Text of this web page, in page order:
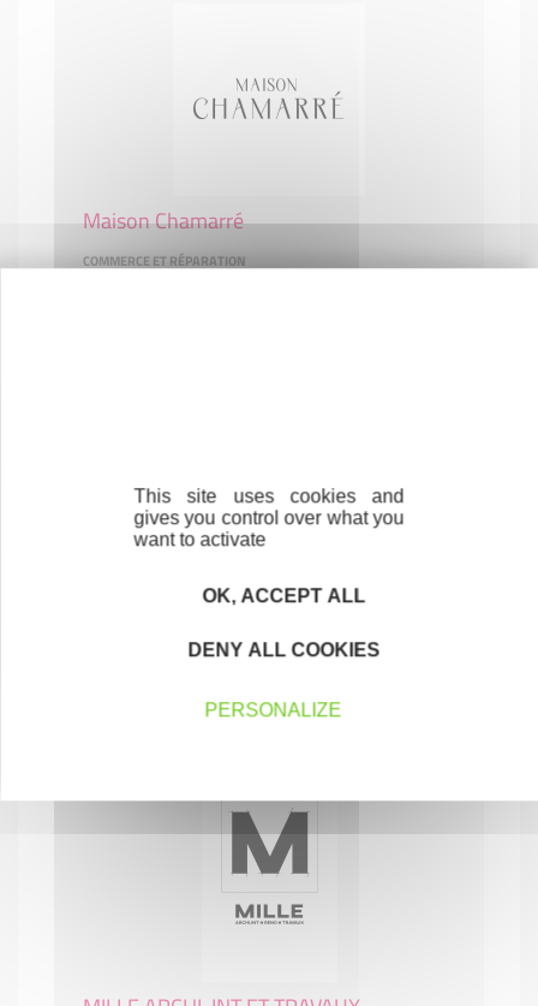
Maison Chamarré
COMMERCE ET RÉPARATION
Microbrasserie LA GERBOISE
COMMERCE ET RÉPARATION
This site uses cookies and
gives you control over what you
want to activate
OK, ACCEPT ALL
DENY ALL COOKIES
PERSONALIZE